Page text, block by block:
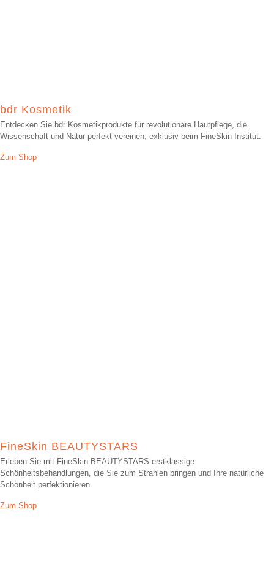
bdr Kosmetik
Entdecken Sie bdr Kosmetikprodukte für revolutionäre Hautpflege, die
Wissenschaft und Natur perfekt vereinen, exklusiv beim FineSkin Institut.
Zum Shop
FineSkin BEAUTYSTARS
Erleben Sie mit FineSkin BEAUTYSTARS erstklassige
Schönheitsbehandlungen, die Sie zum Strahlen bringen und Ihre natürliche
Schönheit perfektionieren.
Zum Shop